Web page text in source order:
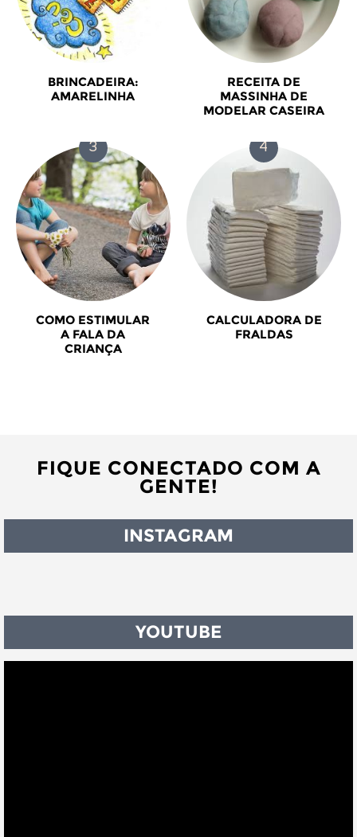
BRINCADEIRA:
AMARELINHA
RECEITA DE
MASSINHA DE
MODELAR CASEIRA
COMO ESTIMULAR
A FALA DA
CRIANÇA
CALCULADORA DE
FRALDAS
FIQUE CONECTADO COM A
GENTE!
INSTAGRAM
YOUTUBE